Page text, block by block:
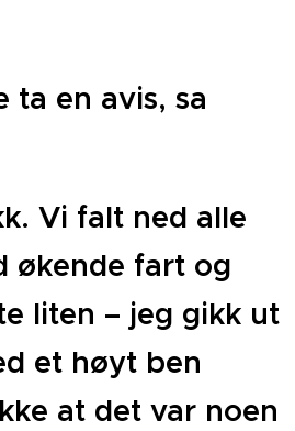
ta en avis, sa
Vi falt ned alle
økende fart og
liten – jeg gikk ut
et høyt ben
at det var noen